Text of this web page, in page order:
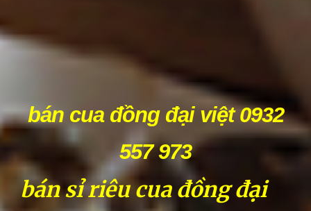
bán cua đồng đại việt 0932
557 973
bán sỉ riêu cua đồng đại